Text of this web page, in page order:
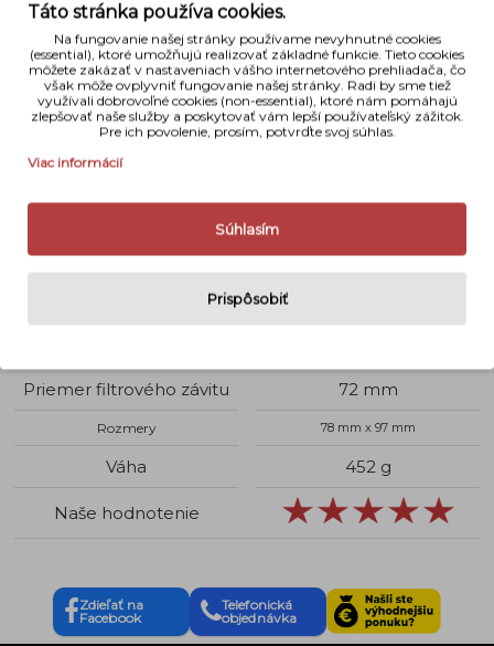
Získať tričko →
Detaily
Typ ohniska
Pevné
Priemer filtrového závitu
72 mm
Rozmery 78 mm x 97 mm
Váha 452 g
Naše hodnotenie
Zdieľať na
Facebook
Telefonická
objednávka
Táto stránka používa cookies.
Na fungovanie našej stránky používame nevyhnutné cookies
(essential), ktoré umožňujú realizovať základné funkcie. Tieto cookies
môžete zakázať v nastaveniach vášho internetového prehliadača, čo
však môže ovplyvniť fungovanie našej stránky. Radi by sme tiež
využívali dobrovoľné cookies (non-essential), ktoré nám pomáhajú
zlepšovať naše služby a poskytovať vám lepší používateľský zážitok.
Pre ich povolenie, prosím, potvrďte svoj súhlas.
Viac informácií
Súhlasím
Prispôsobiť